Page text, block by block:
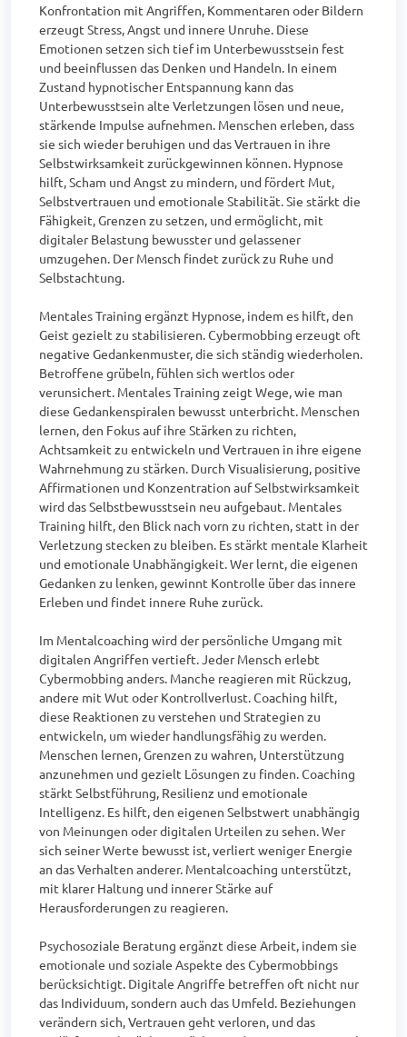
Konfrontation mit Angriffen, Kommentaren oder Bildern
erzeugt Stress, Angst und innere Unruhe. Diese
Emotionen setzen sich tief im Unterbewusstsein fest
und beeinflussen das Denken und Handeln. In einem
Zustand hypnotischer Entspannung kann das
Unterbewusstsein alte Verletzungen lösen und neue,
stärkende Impulse aufnehmen. Menschen erleben, dass
sie sich wieder beruhigen und das Vertrauen in ihre
Selbstwirksamkeit zurückgewinnen können. Hypnose
hilft, Scham und Angst zu mindern, und fördert Mut,
Selbstvertrauen und emotionale Stabilität. Sie stärkt die
Fähigkeit, Grenzen zu setzen, und ermöglicht, mit
digitaler Belastung bewusster und gelassener
umzugehen. Der Mensch findet zurück zu Ruhe und
Selbstachtung.
Mentales Training ergänzt Hypnose, indem es hilft, den
Geist gezielt zu stabilisieren. Cybermobbing erzeugt oft
negative Gedankenmuster, die sich ständig wiederholen.
Betroffene grübeln, fühlen sich wertlos oder
verunsichert. Mentales Training zeigt Wege, wie man
diese Gedankenspiralen bewusst unterbricht. Menschen
lernen, den Fokus auf ihre Stärken zu richten,
Achtsamkeit zu entwickeln und Vertrauen in ihre eigene
Wahrnehmung zu stärken. Durch Visualisierung, positive
Affirmationen und Konzentration auf Selbstwirksamkeit
wird das Selbstbewusstsein neu aufgebaut. Mentales
Training hilft, den Blick nach vorn zu richten, statt in der
Verletzung stecken zu bleiben. Es stärkt mentale Klarheit
und emotionale Unabhängigkeit. Wer lernt, die eigenen
Gedanken zu lenken, gewinnt Kontrolle über das innere
Erleben und findet innere Ruhe zurück.
Im Mentalcoaching wird der persönliche Umgang mit
digitalen Angriffen vertieft. Jeder Mensch erlebt
Cybermobbing anders. Manche reagieren mit Rückzug,
andere mit Wut oder Kontrollverlust. Coaching hilft,
diese Reaktionen zu verstehen und Strategien zu
entwickeln, um wieder handlungsfähig zu werden.
Menschen lernen, Grenzen zu wahren, Unterstützung
anzunehmen und gezielt Lösungen zu finden. Coaching
stärkt Selbstführung, Resilienz und emotionale
Intelligenz. Es hilft, den eigenen Selbstwert unabhängig
von Meinungen oder digitalen Urteilen zu sehen. Wer
sich seiner Werte bewusst ist, verliert weniger Energie
an das Verhalten anderer. Mentalcoaching unterstützt,
mit klarer Haltung und innerer Stärke auf
Herausforderungen zu reagieren.
Psychosoziale Beratung ergänzt diese Arbeit, indem sie
emotionale und soziale Aspekte des Cybermobbings
berücksichtigt. Digitale Angriffe betreffen oft nicht nur
das Individuum, sondern auch das Umfeld. Beziehungen
verändern sich, Vertrauen geht verloren, und das